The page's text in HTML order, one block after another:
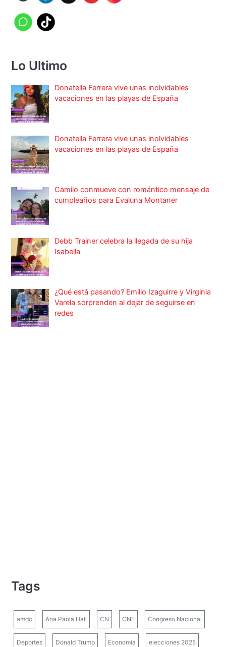
Lo Ultimo
Donatella Ferrera vive unas inolvidables
vacaciones en las playas de España
Donatella Ferrera vive unas inolvidables
vacaciones en las playas de España
Camilo conmueve con romántico mensaje de
cumpleaños para Evaluna Montaner
Debb Trainer celebra la llegada de su hija
Isabella
¿Qué está pasando? Emilio Izaguirre y Virginia
Varela sorprenden al dejar de seguirse en
redes
Tags
amdc Ana Paola Hall CN CNE Congreso Nacional
Deportes Donald Trump Economía elecciones 2025